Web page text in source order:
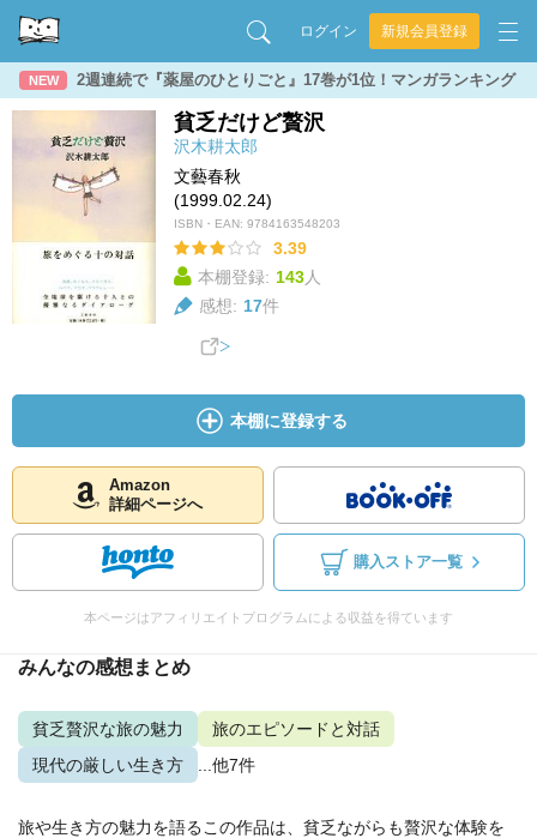
ログイン 新規会員登録
NEW 2週連続で『薬屋のひとりごと』17巻が1位！マンガランキング
貧乏だけど贅沢
沢木耕太郎
文藝春秋
(1999.02.24)
ISBN・EAN: 9784163548203
3.39
本棚登録: 143人
感想: 17件
本棚に登録する
Amazon
詳細ページへ
購入ストア一覧
本ページはアフィリエイトプログラムによる収益を得ています
みんなの感想まとめ
貧乏贅沢な旅の魅力
旅のエピソードと対話
現代の厳しい生き方
...他7件
旅や生き方の魅力を語るこの作品は、貧乏ながらも贅沢な体験を